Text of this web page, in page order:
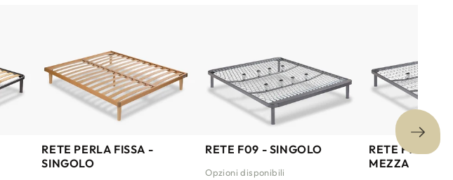
RETE PERLA FISSA -
SINGOLO
RETE F09 - SINGOLO
Opzioni disponibili
RETE F10 -
MEZZA